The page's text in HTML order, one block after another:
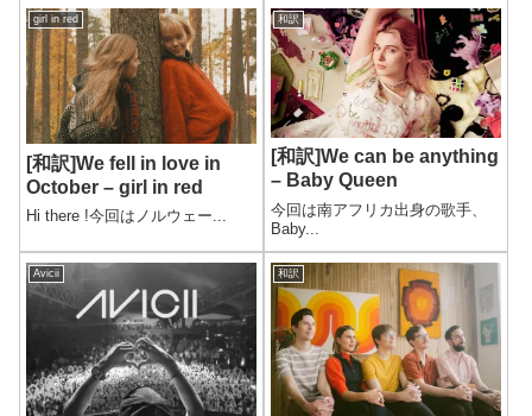
girl in red
[和訳]We fell in love in
October – girl in red
Hi there !今回はノルウェー...
和訳
[和訳]We can be anything
– Baby Queen
今回は南アフリカ出身の歌手、
Baby...
Avicii 和訳